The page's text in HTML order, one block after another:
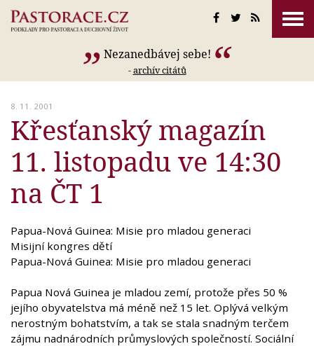
Nezanedbávej sebe!
-archív citátů
8. 11. 2001
Křesťanský magazín
11. listopadu ve 14:30
na ČT 1
Papua-Nová Guinea: Misie pro mladou generaci
Misijní kongres dětí
Papua-Nová Guinea: Misie pro mladou generaci
Papua Nová Guinea je mladou zemí, protože přes 50 %
jejího obyvatelstva má méně než 15 let. Oplývá velkým
nerostným bohatstvím, a tak se stala snadným terčem
zájmu nadnárodních průmyslových společností. Sociální